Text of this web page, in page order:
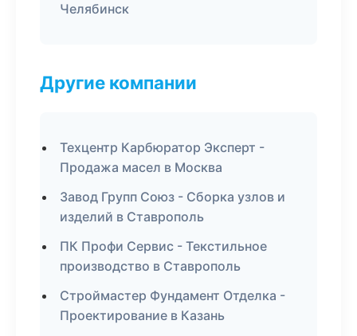
Челябинск
Другие компании
Техцентр Карбюратор Эксперт -
Продажа масел в Москва
Завод Групп Союз - Сборка узлов и
изделий в Ставрополь
ПК Профи Сервис - Текстильное
производство в Ставрополь
Строймастер Фундамент Отделка -
Проектирование в Казань